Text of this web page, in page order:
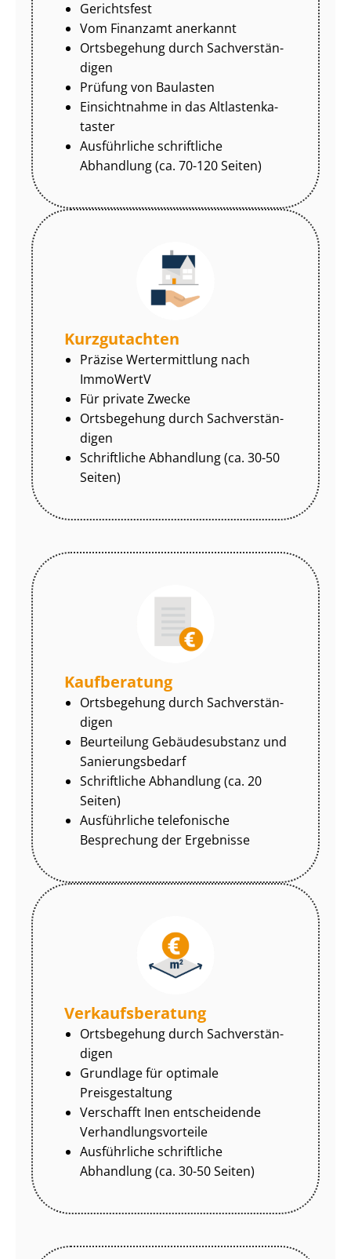
Gerichtsfest
Vom Finanzamt anerkannt
Ortsbegehung durch Sach­ver­stän­
di­gen
Prüfung von Baulasten
Einsichtnahme in das Alt­las­ten­ka­
tas­ter
Ausführliche schriftliche
Abhandlung (ca. 70-120 Seiten)
Kurzgutachten
Präzise Wertermittlung nach
ImmoWertV
Für private Zwecke
Ortsbegehung durch Sach­ver­stän­
di­gen
Schriftliche Abhandlung (ca. 30-50
Seiten)
Kaufberatung
Ortsbegehung durch Sach­ver­stän­
di­gen
Beurteilung Gebäudesubstanz und
Sa­nie­rungs­be­darf
Schriftliche Abhandlung (ca. 20
Seiten)
Ausführliche telefonische
Besprechung der Ergebnisse
Ver­kaufs­be­ra­tung
Ortsbegehung durch Sach­ver­stän­
di­gen
Grundlage für optimale
Preisgestaltung
Verschafft Inen entscheidende
Ver­hand­lungs­vor­tei­le
Ausführliche schriftliche
Abhandlung (ca. 30-50 Seiten)